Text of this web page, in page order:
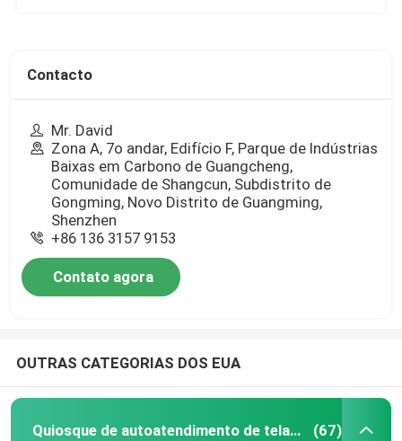
Contacto
Mr. David
Zona A, 7o andar, Edifício F, Parque de Indústrias
Baixas em Carbono de Guangcheng,
Comunidade de Shangcun, Subdistrito de
Gongming, Novo Distrito de Guangming,
Shenzhen
+86 136 3157 9153
Contato agora
OUTRAS CATEGORIAS DOS EUA
Quiosque de autoatendimento de tela sensível ao toque (67)